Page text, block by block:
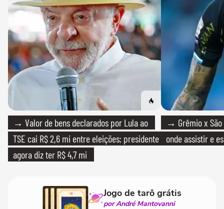
→ Valor de bens declarados por Lula ao
TSE cai R$ 2,6 mi entre eleições; presidente
agora diz ter R$ 4,7 mi
→ Grêmio x São
onde assistir e
Jogo de tarô grátis
por André Mantovanni